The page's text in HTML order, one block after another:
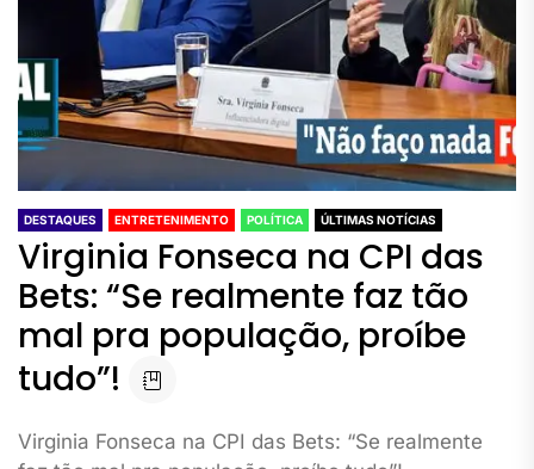
DESTAQUES ENTRETENIMENTO POLÍTICA ÚLTIMAS NOTÍCIAS
Virginia Fonseca na CPI das
Bets: “Se realmente faz tão
mal pra população, proíbe
tudo”!
Virginia Fonseca na CPI das Bets: “Se realmente